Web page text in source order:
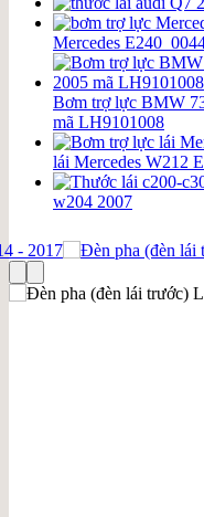
Mercedes
Bơm trợ lực BMW
mã LH9101008
lái Mercedes W212
w204 2007